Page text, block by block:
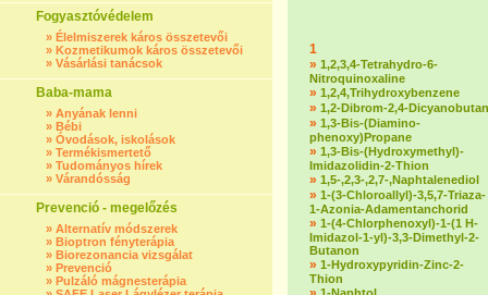
Fogyasztóvédelem
» Élelmiszerek káros összetevői
» Kozmetikumok káros összetevői
» Vásárlási tanácsok
Baba-mama
» Anyának lenni
» Bébi
» Óvodások, iskolások
» Termékismertető
» Tudományos hírek
» Várandósság
Prevenció - megelőzés
» Alternatív módszerek
» Bioptron fényterápia
» Biorezonancia vizsgálat
» Prevenció
» Pulzáló mágnesterápia
1
» 1,2,3,4-Tetrahydro-6-
Nitroquinoxaline
» 1,2,4,Trihydroxybenzene
» 1,2-Dibrom-2,4-Dicyanobutan
» 1,3-Bis-(Diamino-
phenoxy)Propane
» 1,3-Bis-(Hydroxymethyl)-
Imidazolidin-2-Thion
» 1,5-,2,3-,2,7-,Naphtalenediol
» 1-(3-Chloroallyl)-3,5,7-Triaza-
1-Azonia-Adamentanchorid
» 1-(4-Chlorphenoxyl)-1-(1 H-
Imidazol-1-yl)-3,3-Dimethyl-2-
Butanon
» 1-Hydroxypyridin-Zinc-2-
Thion